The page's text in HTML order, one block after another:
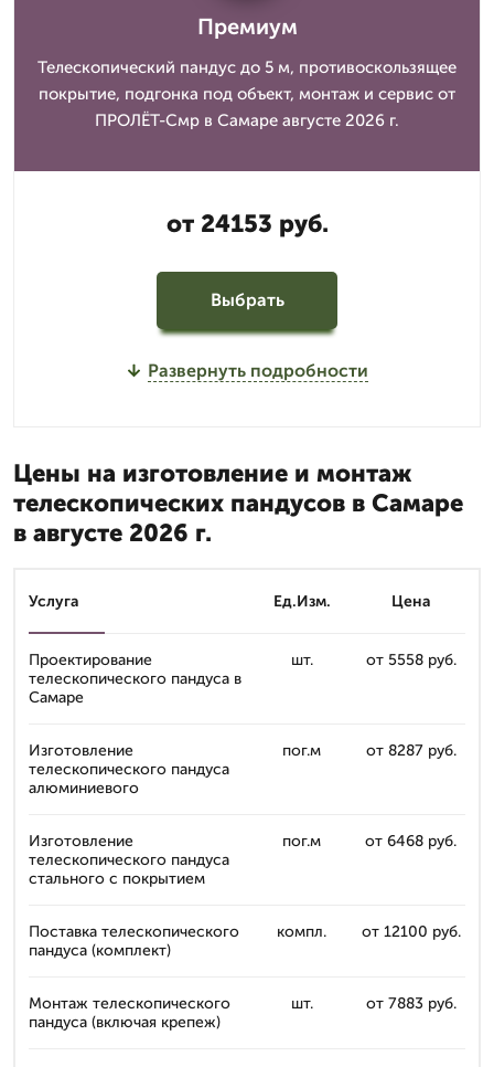
Премиум
Телескопический пандус до 5 м, противоскользящее
покрытие, подгонка под объект, монтаж и сервис от
ПРОЛЁТ-Смр в Самаре августе 2026 г.
от 24153 руб.
Выбрать
Развернуть подробности
Цены на изготовление и монтаж
телескопических пандусов в Самаре
в августе 2026 г.
Услуга Ед.Изм. Цена
Проектирование
телескопического пандуса в
Самаре
шт. от 5558 руб.
Изготовление
телескопического пандуса
алюминиевого
пог.м от 8287 руб.
Изготовление
телескопического пандуса
стального с покрытием
пог.м от 6468 руб.
Поставка телескопического
пандуса (комплект)
компл. от 12100 руб.
Монтаж телескопического
пандуса (включая крепеж)
шт. от 7883 руб.